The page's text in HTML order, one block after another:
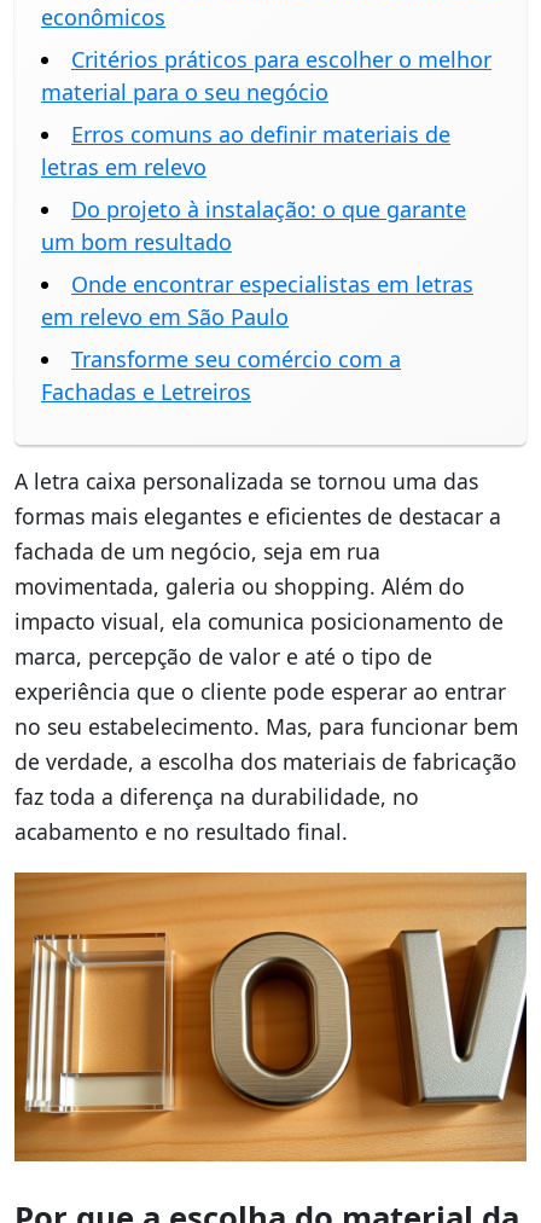
econômicos
Critérios práticos para escolher o melhor
material para o seu negócio
Erros comuns ao definir materiais de
letras em relevo
Do projeto à instalação: o que garante
um bom resultado
Onde encontrar especialistas em letras
em relevo em São Paulo
Transforme seu comércio com a
Fachadas e Letreiros
A letra caixa personalizada se tornou uma das
formas mais elegantes e eficientes de destacar a
fachada de um negócio, seja em rua
movimentada, galeria ou shopping. Além do
impacto visual, ela comunica posicionamento de
marca, percepção de valor e até o tipo de
experiência que o cliente pode esperar ao entrar
no seu estabelecimento. Mas, para funcionar bem
de verdade, a escolha dos materiais de fabricação
faz toda a diferença na durabilidade, no
acabamento e no resultado final.